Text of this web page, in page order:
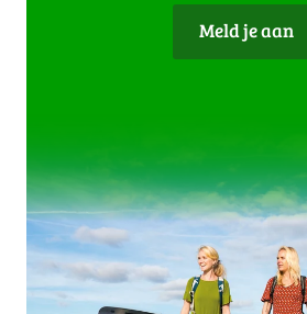
Meld je aan